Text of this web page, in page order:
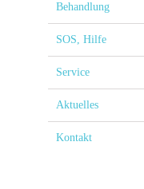
Behandlung
SOS, Hilfe
Service
Aktuelles
Kontakt